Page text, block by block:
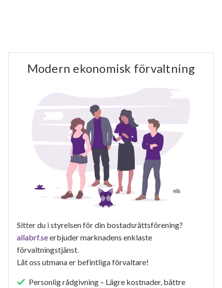
Modern ekonomisk förvaltning
Sitter du i styrelsen för din bostadsrättsförening?
allabrf.seerbjuder marknadens enklaste
förvaltningstjänst.
Låt oss utmana er befintliga förvaltare!
Personlig rådgivning – Lägre kostnader, bättre